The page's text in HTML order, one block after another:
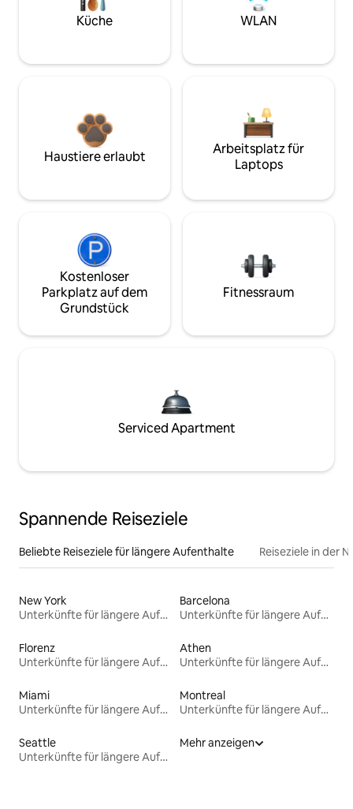
Küche WLAN
Haustiere erlaubt
Arbeitsplatz für
Laptops
Kostenloser
Parkplatz auf dem
Grundstück
Fitnessraum
Serviced Apartment
Spannende Reiseziele
Beliebte Reiseziele für längere Aufenthalte Reiseziele in der
New York
Unterkünfte für längere Aufenthalte
Barcelona
Unterkünfte für längere Aufenthalte
Florenz
Unterkünfte für längere Aufenthalte
Athen
Unterkünfte für längere Aufenthalte
Miami
Unterkünfte für längere Aufenthalte
Montreal
Unterkünfte für längere Aufenthalte
Seattle
Unterkünfte für längere Aufenthalte
Mehr anzeigen